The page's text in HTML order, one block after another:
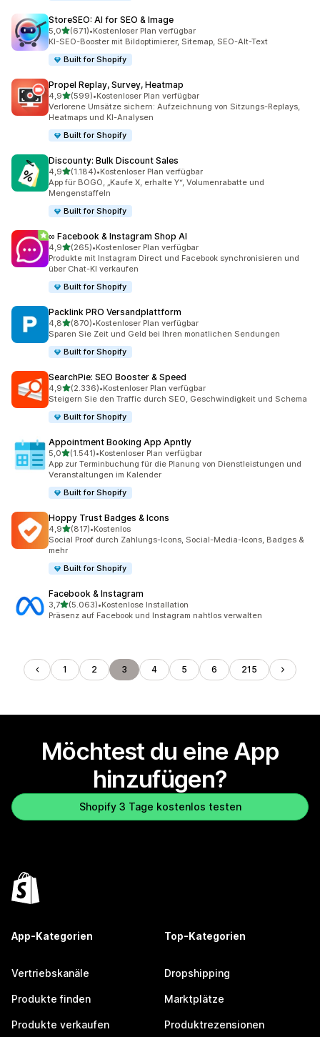
StoreSEO: AI for SEO & Image
5,0von 5 Sternen
(671)
671 Rezensionen insgesamt
•Kostenloser Plan verfügbar
KI-SEO-Booster mit Bildoptimierer, Sitemap, SEO-Alt-Text
Built for Shopify
Propel Replay, Survey, Heatmap
4,9von 5 Sternen
(599)
599 Rezensionen insgesamt
•Kostenloser Plan verfügbar
Verlorene Umsätze sichern: Aufzeichnung von Sitzungs-Replays,
Heatmaps und KI-Analysen
Built for Shopify
Discounty: Bulk Discount Sales
4,9von 5 Sternen
(1.184)
1184 Rezensionen insgesamt
•Kostenloser Plan verfügbar
App für BOGO, „Kaufe X, erhalte Y“, Volumenrabatte und
Mengenstaffeln
Built for Shopify
∞ Facebook & Instagram Shop AI
4,9von 5 Sternen
(265)
265 Rezensionen insgesamt
•Kostenloser Plan verfügbar
Produkte mit Instagram Direct und Facebook synchronisieren und
über Chat-KI verkaufen
Built for Shopify
Packlink PRO Versandplattform
4,8von 5 Sternen
(870)
870 Rezensionen insgesamt
•Kostenloser Plan verfügbar
Sparen Sie Zeit und Geld bei Ihren monatlichen Sendungen
Built for Shopify
SearchPie: SEO Booster & Speed
4,9von 5 Sternen
(2.336)
2336 Rezensionen insgesamt
•Kostenloser Plan verfügbar
Steigern Sie den Traffic durch SEO, Geschwindigkeit und Schema
Built for Shopify
Appointment Booking App Apntly
5,0von 5 Sternen
(1.541)
1541 Rezensionen insgesamt
•Kostenloser Plan verfügbar
App zur Terminbuchung für die Planung von Dienstleistungen und
Veranstaltungen im Kalender
Built for Shopify
Hoppy Trust Badges & Icons
4,9von 5 Sternen
(817)
817 Rezensionen insgesamt
•Kostenlos
Social Proof durch Zahlungs-Icons, Social-Media-Icons, Badges &
mehr
Built for Shopify
Facebook & Instagram
3,7von 5 Sternen
(5.063)
5063 Rezensionen insgesamt
•Kostenlose Installation
Präsenz auf Facebook und Instagram nahtlos verwalten
1 2 3 4 5 6 215
Möchtest du eine App
hinzufügen?
Shopify 3 Tage kostenlos testen
App-Kategorien
Vertriebskanäle
Produkte finden
Produkte verkaufen
Top-Kategorien
Dropshipping
Marktplätze
Produktrezensionen